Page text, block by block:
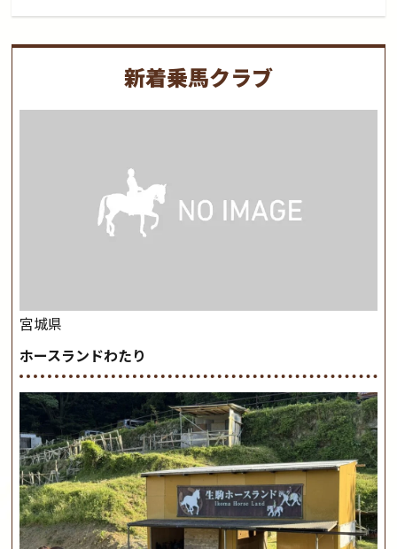
新着乗馬クラブ
宮城県
ホースランドわたり